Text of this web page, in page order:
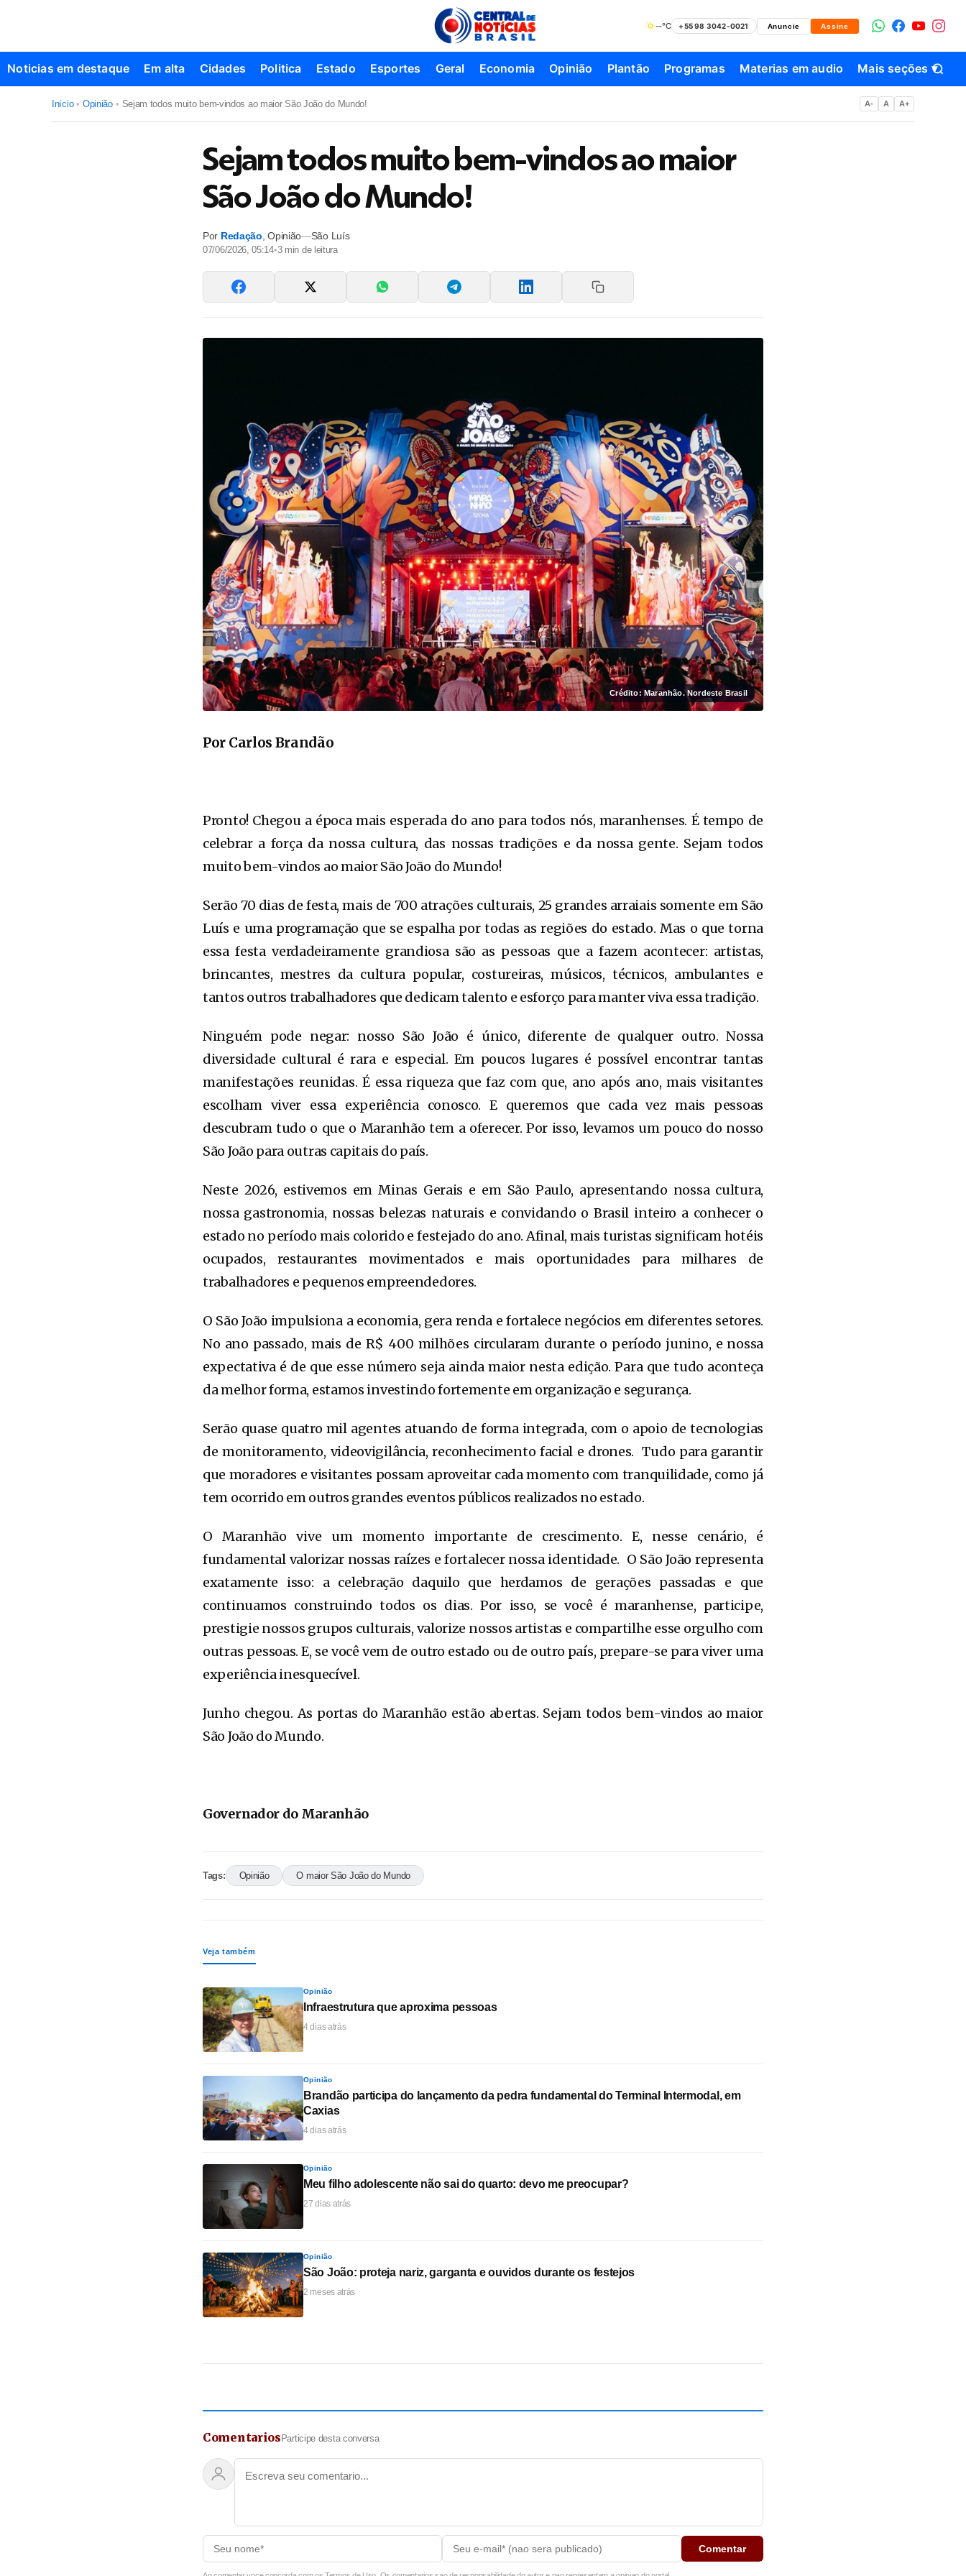
--°C +55 98 3042-0021 Anuncie Assine
Noticias em destaque Em alta Cidades Politica Estado Esportes Geral Economia Opinião Plantão Programas Materias em audio Mais seções ▾
Início • Opinião • Sejam todos muito bem-vindos ao maior São João do Mundo! A- A A+
Sejam todos muito bem-vindos ao maior
São João do Mundo!
Por Redação ,Opinião—São Luís
07/06/2026, 05:14•3min de leitura
Crédito: Maranhão. Nordeste Brasil
Por Carlos Brandão
Pronto! Chegou a época mais esperada do ano para todos nós, maranhenses. É tempo de
celebrar a força da nossa cultura, das nossas tradições e da nossa gente. Sejam todos
muito bem-vindos ao maior São João do Mundo!
Serão 70 dias de festa, mais de 700 atrações culturais, 25 grandes arraiais somente em São
Luís e uma programação que se espalha por todas as regiões do estado. Mas o que torna
essa festa verdadeiramente grandiosa são as pessoas que a fazem acontecer: artistas,
brincantes, mestres da cultura popular, costureiras, músicos, técnicos, ambulantes e
tantos outros trabalhadores que dedicam talento e esforço para manter viva essa tradição.
Ninguém pode negar: nosso São João é único, diferente de qualquer outro. Nossa
diversidade cultural é rara e especial. Em poucos lugares é possível encontrar tantas
manifestações reunidas. É essa riqueza que faz com que, ano após ano, mais visitantes
escolham viver essa experiência conosco. E queremos que cada vez mais pessoas
descubram tudo o que o Maranhão tem a oferecer. Por isso, levamos um pouco do nosso
São João para outras capitais do país.
Neste 2026, estivemos em Minas Gerais e em São Paulo, apresentando nossa cultura,
nossa gastronomia, nossas belezas naturais e convidando o Brasil inteiro a conhecer o
estado no período mais colorido e festejado do ano. Afinal, mais turistas significam hotéis
ocupados, restaurantes movimentados e mais oportunidades para milhares de
trabalhadores e pequenos empreendedores.
O São João impulsiona a economia, gera renda e fortalece negócios em diferentes setores.
No ano passado, mais de R$ 400 milhões circularam durante o período junino, e nossa
expectativa é de que esse número seja ainda maior nesta edição. Para que tudo aconteça
da melhor forma, estamos investindo fortemente em organização e segurança.
Serão quase quatro mil agentes atuando de forma integrada, com o apoio de tecnologias
de monitoramento, videovigilância, reconhecimento facial e drones. Tudo para garantir
que moradores e visitantes possam aproveitar cada momento com tranquilidade, como já
tem ocorrido em outros grandes eventos públicos realizados no estado.
O Maranhão vive um momento importante de crescimento. E, nesse cenário, é
fundamental valorizar nossas raízes e fortalecer nossa identidade. O São João representa
exatamente isso: a celebração daquilo que herdamos de gerações passadas e que
continuamos construindo todos os dias. Por isso, se você é maranhense, participe,
prestigie nossos grupos culturais, valorize nossos artistas e compartilhe esse orgulho com
outras pessoas. E, se você vem de outro estado ou de outro país, prepare-se para viver uma
experiência inesquecível.
Junho chegou. As portas do Maranhão estão abertas. Sejam todos bem-vindos ao maior
São João do Mundo.
Governador do Maranhão
Tags: Opinião O maior São João do Mundo
Veja também
Opinião
Infraestrutura que aproxima pessoas
4 dias atrás
Opinião
Brandão participa do lançamento da pedra fundamental do Terminal Intermodal, em
Caxias
4 dias atrás
Opinião
Meu filho adolescente não sai do quarto: devo me preocupar?
27 dias atrás
Opinião
São João: proteja nariz, garganta e ouvidos durante os festejos
2 meses atrás
Comentarios Participe desta conversa
Comentar